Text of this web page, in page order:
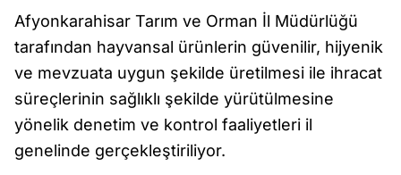
Afyonkarahisar Tarım ve Orman İl Müdürlüğü
tarafından hayvansal ürünlerin güvenilir, hijyenik
ve mevzuata uygun şekilde üretilmesi ile ihracat
süreçlerinin sağlıklı şekilde yürütülmesine
yönelik denetim ve kontrol faaliyetleri il
genelinde gerçekleştiriliyor.